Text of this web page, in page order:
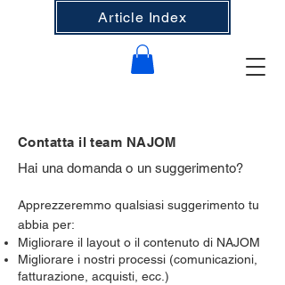
Article Index
Contatta il team NAJOM
Hai una domanda o un suggerimento?
Apprezzeremmo qualsiasi suggerimento tu
abbia per:
Migliorare il layout o il contenuto di NAJOM
Migliorare i nostri processi (comunicazioni,
fatturazione, acquisti, ecc.)